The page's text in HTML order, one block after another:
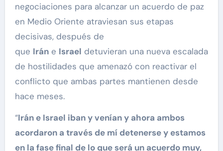
negociaciones para alcanzar un acuerdo de paz
en Medio Oriente atraviesan sus etapas
decisivas, después de
que Iráne Israel detuvieran una nueva escalada
de hostilidades que amenazó con reactivar el
conflicto que ambas partes mantienen desde
hace meses.
“Irán e Israel iban y venían y ahora ambos
acordaron a través de mí detenerse y estamos
en la fase final de lo que será un acuerdo muy,